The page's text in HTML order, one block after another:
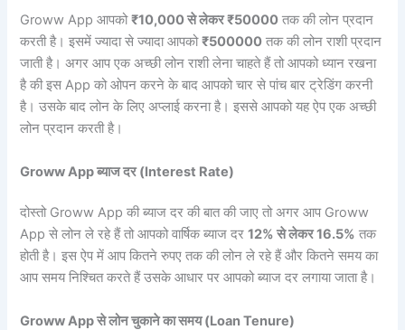
Groww App आपको₹10,000 से लेकर ₹50000 तक की लोन प्रदान
करती है। इसमें ज्यादा से ज्यादा आपको₹500000 तक की लोन राशी प्रदान
जाती है। अगर आप एक अच्छी लोन राशी लेना चाहते हैं तो आपको ध्यान रखना
है की इस App को ओपन करने के बाद आपको चार से पांच बार ट्रेडिंग करनी
है। उसके बाद लोन के लिए अप्लाई करना है। इससे आपको यह ऐप एक अच्छी
लोन प्रदान करती है।
Groww App ब्याज दर (Interest Rate)
दोस्तो Groww App की ब्याज दर की बात की जाए तो अगर आप Groww
App से लोन ले रहे हैं तो आपको वार्षिक ब्याज दर12% से लेकर 16.5% तक
होती है। इस ऐप में आप कितने रुपए तक की लोन ले रहे हैं और कितने समय का
आप समय निश्चित करते हैं उसके आधार पर आपको ब्याज दर लगाया जाता है।
Groww App से लोन चुकाने का समय (Loan Tenure)